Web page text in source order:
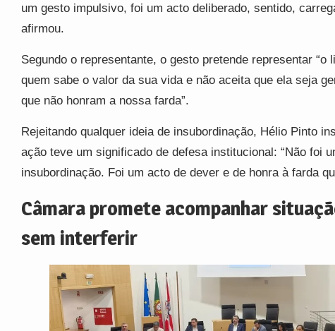
um gesto impulsivo, foi um acto deliberado, sentido,
afirmou.
Segundo o representante, o gesto pretende representar “o
quem sabe o valor da sua vida e não aceita que ela seja
que não honram a nossa farda”.
Rejeitando qualquer ideia de insubordinação, Hélio Pinto
ação teve um significado de defesa institucional: “Não foi
insubordinação. Foi um acto de dever e de honra à farda
Câmara promete acompanhar
sem interferir